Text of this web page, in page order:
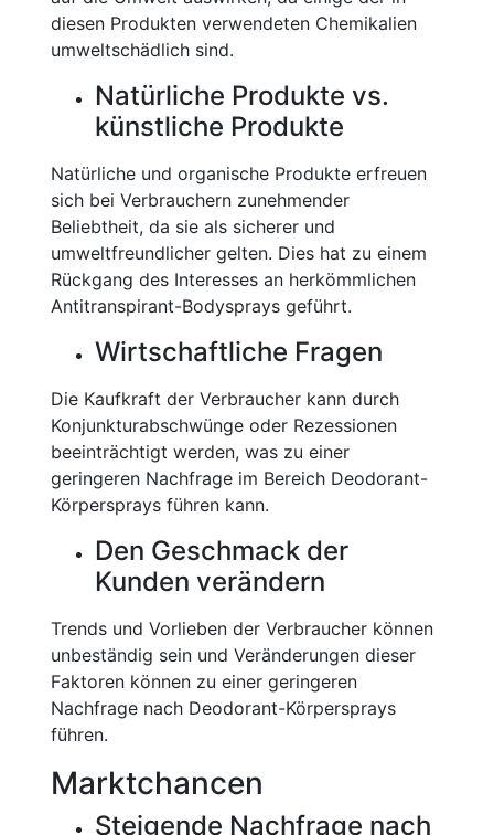
diesen Produkten verwendeten Chemikalien
umweltschädlich sind.
Natürliche Produkte vs.
künstliche Produkte
Natürliche und organische Produkte erfreuen
sich bei Verbrauchern zunehmender
Beliebtheit, da sie als sicherer und
umweltfreundlicher gelten. Dies hat zu einem
Rückgang des Interesses an herkömmlichen
Antitranspirant-Bodysprays geführt.
Wirtschaftliche Fragen
Die Kaufkraft der Verbraucher kann durch
Konjunkturabschwünge oder Rezessionen
beeinträchtigt werden, was zu einer
geringeren Nachfrage im Bereich Deodorant-
Körpersprays führen kann.
Den Geschmack der
Kunden verändern
Trends und Vorlieben der Verbraucher können
unbeständig sein und Veränderungen dieser
Faktoren können zu einer geringeren
Nachfrage nach Deodorant-Körpersprays
führen.
Marktchancen
Steigende Nachfrage nach